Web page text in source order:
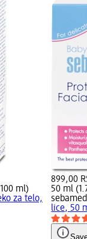
ml)
za telo,
899,00
50 ml
lice, 50